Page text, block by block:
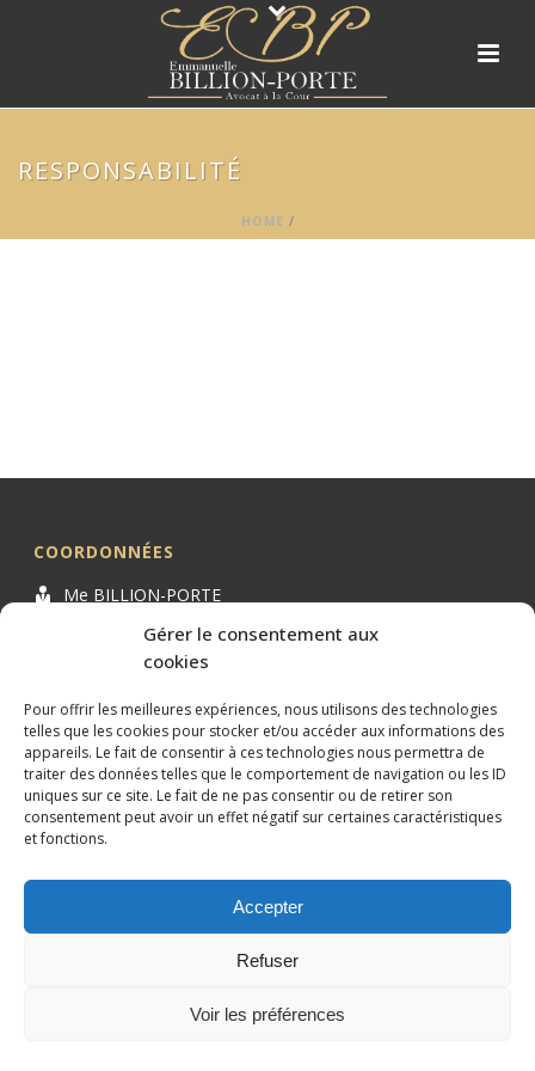
Gérer le consentement aux
cookies
Pour offrir les meilleures expériences, nous utilisons des technologies
telles que les cookies pour stocker et/ou accéder aux informations des
appareils. Le fait de consentir à ces technologies nous permettra de
traiter des données telles que le comportement de navigation ou les ID
uniques sur ce site. Le fait de ne pas consentir ou de retirer son
consentement peut avoir un effet négatif sur certaines caractéristiques
et fonctions.
Accepter
Refuser
Voir les préférences
RESPONSABILITÉ
HOME /
COORDONNÉES
Me BILLION-PORTE
Cabinet BILLION-PORTE
1 Avenue de la Gaillarde
04 99 62 19 01
09 82 63 51 79
Conception et référencement réalisés parXtremWebSiteSite
Plan du site